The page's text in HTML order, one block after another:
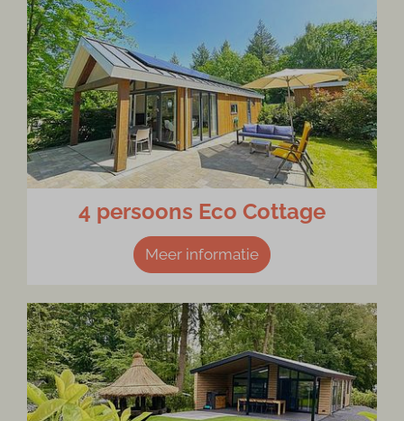
4 persoons Eco Cottage
Meer informatie